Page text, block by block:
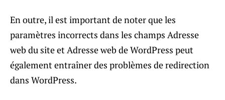
En outre, il est important de noter que les
paramètres incorrects dans les champs Adresse
web du site et Adresse web de WordPress peut
également entraîner des problèmes de redirection
dans WordPress.